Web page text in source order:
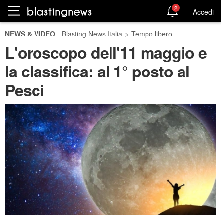
2 Accedi
NEWS & VIDEO Blasting News Italia > Tempo libero
L'oroscopo dell'11 maggio e
la classifica: al 1° posto al
Pesci